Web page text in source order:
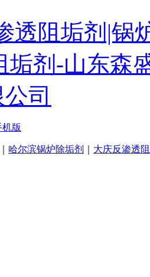
机版
哈尔滨锅炉除垢剂 大庆反渗透